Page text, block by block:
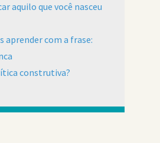
aquilo que você nasceu
aprender com a frase:
construtiva?